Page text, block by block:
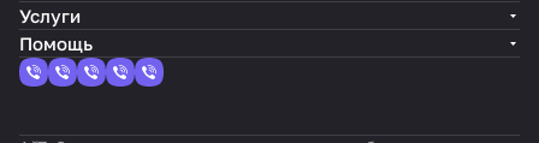
Услуги
Помощь